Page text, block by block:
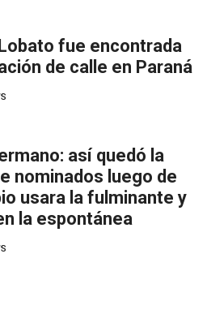
fue encontrada
de calle en Paraná
así quedó la
nominados luego de
usara la fulminante y
la espontánea